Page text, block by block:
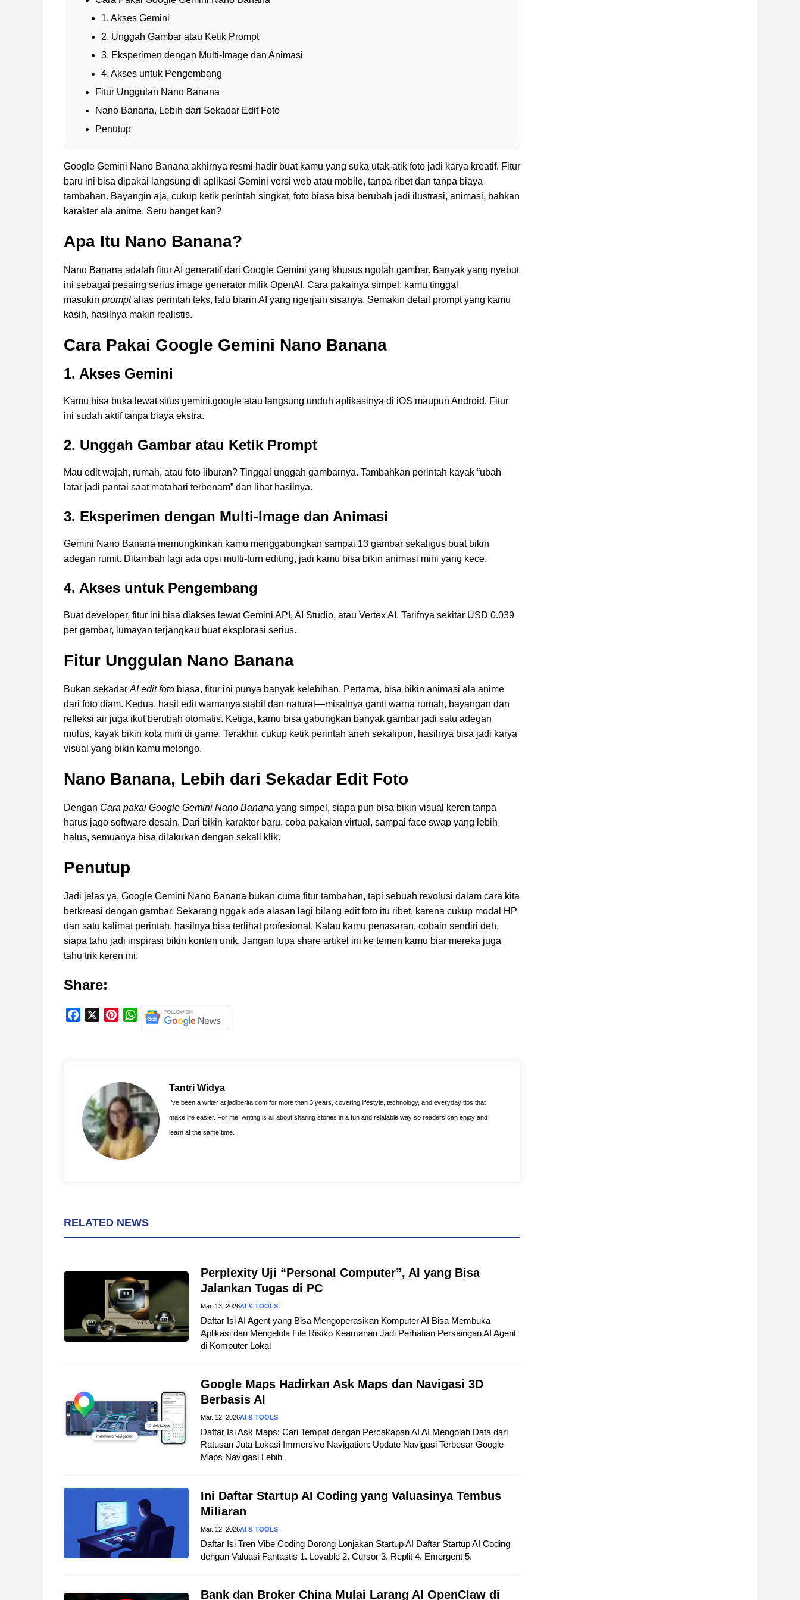
1. Akses Gemini
2. Unggah Gambar atau Ketik Prompt
3. Eksperimen dengan Multi-Image dan Animasi
4. Akses untuk Pengembang
Fitur Unggulan Nano Banana
Nano Banana, Lebih dari Sekadar Edit Foto
Penutup
Google Gemini Nano Banana akhirnya resmi hadir buat kamu yang suka utak-atik foto jadi karya kreatif. Fitur
baru ini bisa dipakai langsung di aplikasi Gemini versi web atau mobile, tanpa ribet dan tanpa biaya
tambahan. Bayangin aja, cukup ketik perintah singkat, foto biasa bisa berubah jadi ilustrasi, animasi, bahkan
karakter ala anime. Seru banget kan?
Apa Itu Nano Banana?
Nano Banana adalah fitur AI generatif dari Google Gemini yang khusus ngolah gambar. Banyak yang nyebut
ini sebagai pesaing serius image generator milik OpenAI. Cara pakainya simpel: kamu tinggal
masukin promptalias perintah teks, lalu biarin AI yang ngerjain sisanya. Semakin detail prompt yang kamu
kasih, hasilnya makin realistis.
Cara Pakai Google Gemini Nano Banana
1. Akses Gemini
Kamu bisa buka lewat situs gemini.google atau langsung unduh aplikasinya di iOS maupun Android. Fitur
ini sudah aktif tanpa biaya ekstra.
2. Unggah Gambar atau Ketik Prompt
Mau edit wajah, rumah, atau foto liburan? Tinggal unggah gambarnya. Tambahkan perintah kayak “ubah
latar jadi pantai saat matahari terbenam” dan lihat hasilnya.
3. Eksperimen dengan Multi-Image dan Animasi
Gemini Nano Banana memungkinkan kamu menggabungkan sampai 13 gambar sekaligus buat bikin
adegan rumit. Ditambah lagi ada opsi multi-turn editing, jadi kamu bisa bikin animasi mini yang kece.
4. Akses untuk Pengembang
Buat developer, fitur ini bisa diakses lewat Gemini API, AI Studio, atau Vertex AI. Tarifnya sekitar USD 0.039
per gambar, lumayan terjangkau buat eksplorasi serius.
Fitur Unggulan Nano Banana
Bukan sekadarAI edit foto biasa, fitur ini punya banyak kelebihan. Pertama, bisa bikin animasi ala anime
dari foto diam. Kedua, hasil edit warnanya stabil dan natural—misalnya ganti warna rumah, bayangan dan
refleksi air juga ikut berubah otomatis. Ketiga, kamu bisa gabungkan banyak gambar jadi satu adegan
mulus, kayak bikin kota mini di game. Terakhir, cukup ketik perintah aneh sekalipun, hasilnya bisa jadi karya
visual yang bikin kamu melongo.
Nano Banana, Lebih dari Sekadar Edit Foto
Dengan Cara pakai Google Gemini Nano Banana yang simpel, siapa pun bisa bikin visual keren tanpa
harus jago software desain. Dari bikin karakter baru, coba pakaian virtual, sampai face swap yang lebih
halus, semuanya bisa dilakukan dengan sekali klik.
Penutup
Jadi jelas ya, Google Gemini Nano Banana bukan cuma fitur tambahan, tapi sebuah revolusi dalam cara kita
berkreasi dengan gambar. Sekarang nggak ada alasan lagi bilang edit foto itu ribet, karena cukup modal HP
dan satu kalimat perintah, hasilnya bisa terlihat profesional. Kalau kamu penasaran, cobain sendiri deh,
siapa tahu jadi inspirasi bikin konten unik. Jangan lupa share artikel ini ke temen kamu biar mereka juga
tahu trik keren ini.
Share:
k
e
s
t
W
h
A
p
p
Tantri Widya
I’ve been a writer at jadiberita.com for more than 3 years, covering lifestyle, technology, and everyday tips that
make life easier. For me, writing is all about sharing stories in a fun and relatable way so readers can enjoy and
learn at the same time.
RELATED NEWS
Perplexity Uji “Personal Computer”, AI yang Bisa
Jalankan Tugas di PC
Mar. 13, 2026AI & TOOLS
Daftar Isi AI Agent yang Bisa Mengoperasikan Komputer AI Bisa Membuka
Aplikasi dan Mengelola File Risiko Keamanan Jadi Perhatian Persaingan AI Agent
di Komputer Lokal
Google Maps Hadirkan Ask Maps dan Navigasi 3D
Berbasis AI
Mar. 12, 2026AI & TOOLS
Daftar Isi Ask Maps: Cari Tempat dengan Percakapan AI AI Mengolah Data dari
Ratusan Juta Lokasi Immersive Navigation: Update Navigasi Terbesar Google
Maps Navigasi Lebih
Ini Daftar Startup AI Coding yang Valuasinya Tembus
Miliaran
Mar. 12, 2026AI & TOOLS
Daftar Isi Tren Vibe Coding Dorong Lonjakan Startup AI Daftar Startup AI Coding
dengan Valuasi Fantastis 1. Lovable 2. Cursor 3. Replit 4. Emergent 5.
Bank dan Broker China Mulai Larang AI OpenClaw di